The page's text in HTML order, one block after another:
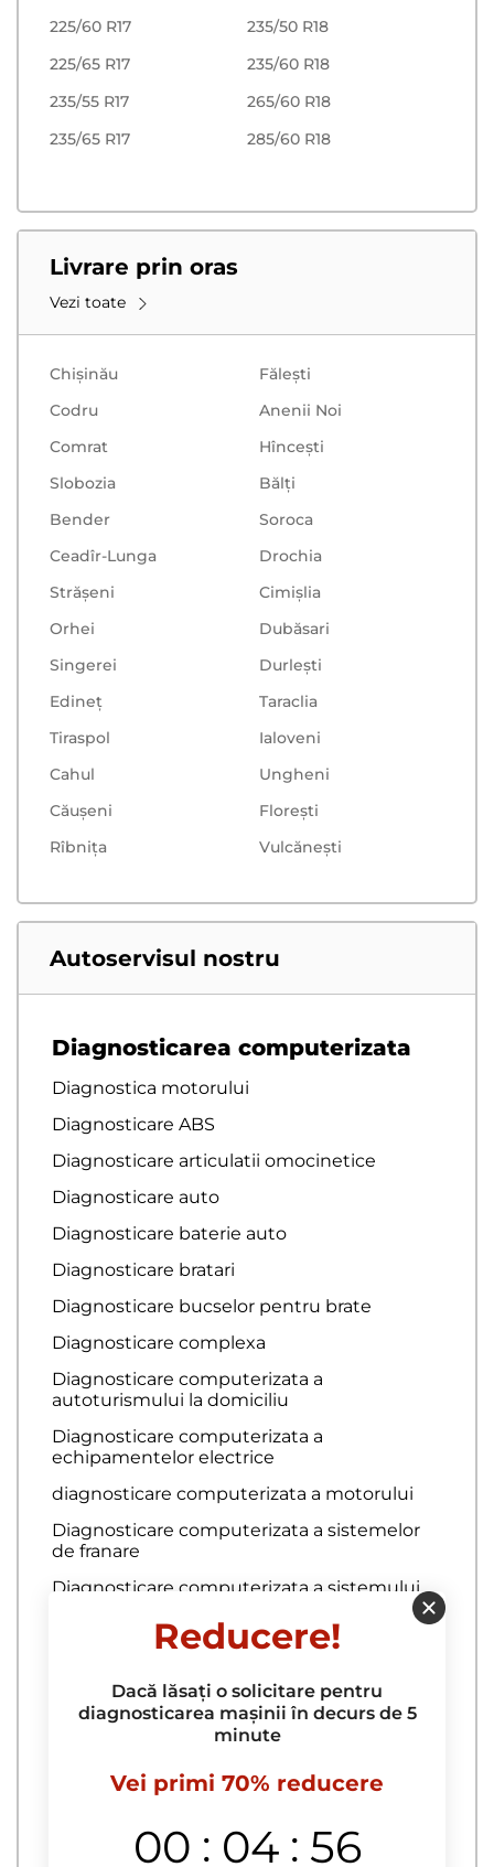
225/60 R17
225/65 R17
235/55 R17
235/65 R17
235/50 R18
235/60 R18
265/60 R18
285/60 R18
Livrare prin oras
Vezi toate
Chișinău
Făleşti
Codru
Anenii Noi
Comrat
Hînceşti
Slobozia
Bălţi
Bender
Soroca
Ceadîr-Lunga
Drochia
Strășeni
Cimișlia
Orhei
Dubăsari
Singerei
Durlești
Edineț
Taraclia
Tiraspol
Ialoveni
Cahul
Ungheni
Căușeni
Floreşti
Rîbnița
Vulcăneşti
Autoservisul nostru
Diagnosticarea computerizata
Diagnostica motorului
Diagnosticare ABS
Diagnosticare articulatii omocinetice
Diagnosticare auto
Diagnosticare baterie auto
Diagnosticare bratari
Diagnosticare bucselor pentru brate
Diagnosticare complexa
Diagnosticare computerizata a
autoturismului la domiciliu
Diagnosticare computerizata a
echipamentelor electrice
diagnosticare computerizata a motorului
Diagnosticare computerizata a sistemelor
de franare
Diagnosticare computerizata a sistemului
Diagnosticare computerizata auto
diagnosticare computerizata auto
Diagnosticare computernica a motoarelor
de camioane de marfa
Diagnosticare cremaliera de directie
Diagnosticare ECU
Reducere!
Dacă lăsați o solicitare pentru
diagnosticarea mașinii în decurs de 5
minute
Vei primi 70% reducere
00 : 04 : 55